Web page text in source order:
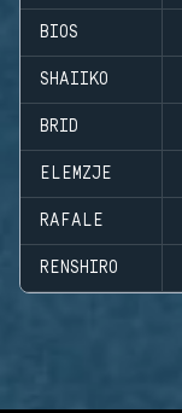
BIOS
SHAIIKO
BRID
ELEMZJE
RAFALE
RENSHIRO